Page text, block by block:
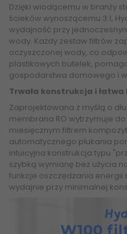
Dzięki wiodącemu w branży
ścieków wynoszącemu 3:1,
wydajność przy
wody. Każdy zestaw filtrów
oczyszczonej wody, co
plastikowych butelek,
gospodarstwa domowego i
Trwała konstrukcja i
Zaprojektowana z myślą o
membrana RO wytrzymuje do
miesięcznym filtrem
automatycznego płukania
intuicyjna konstrukcja typu
szybką wymianę bez użycia
funkcje oszczędzania energii
wydajnie przy minimalnej